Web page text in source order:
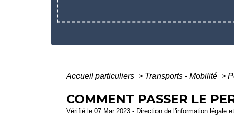
Accueil particuliers > Transports - Mobilité >
COMMENT PASSER LE
Vérifié le 07 Mar 2023 - Direction de l'information légale